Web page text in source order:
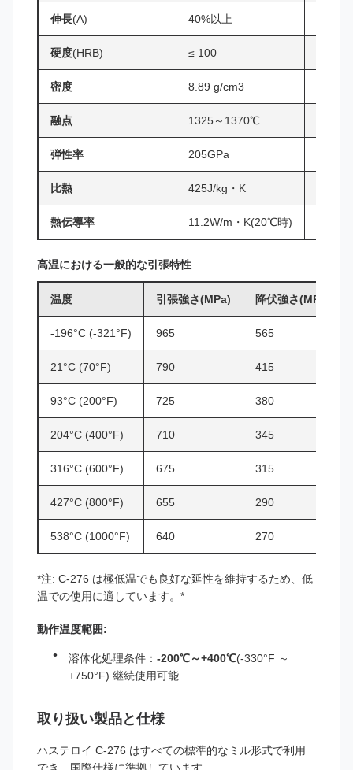
伸長(A) 40%以上
硬度(HRB) ≤ 100
密度 8.89 g/cm3
融点 1325～1370℃
弾性率 205GPa
比熱 425J/kg・K
熱伝導率 11.2W/m・K(20℃時)
高温における一般的な引張特性
温度 引張強さ(MPa) 降伏強さ(MPa)
-196°C (-321°F) 965 565
21°C (70°F) 790 415
93°C (200°F) 725 380
204°C (400°F) 710 345
316°C (600°F) 675 315
427°C (800°F) 655 290
538°C (1000°F) 640 270
*注: C-276 は極低温でも良好な延性を維持するため、低
温での使用に適しています。*
動作温度範囲:
溶体化処理条件： -200℃～+400℃(-330°F ～
+750°F) 継続使用可能
取り扱い製品と仕様
ハステロイ C-276 はすべての標準的なミル形式で利用